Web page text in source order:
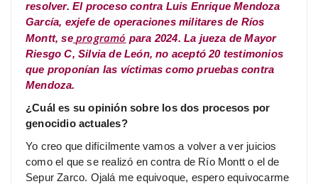
resolver. El proceso contra Luis Enrique Mendoza
García, exjefe de operaciones militares de Ríos
Montt, se programó para 2024. La jueza de Mayor
Riesgo C, Silvia de León, no aceptó 20 testimonios
que proponían las víctimas como pruebas contra
Mendoza.
¿Cuál es su opinión sobre los dos procesos por
genocidio actuales?
Yo creo que difícilmente vamos a volver a ver juicios
como el que se realizó en contra de Río Montt o el de
Sepur Zarco. Ojalá me equivoque, espero equivocarme